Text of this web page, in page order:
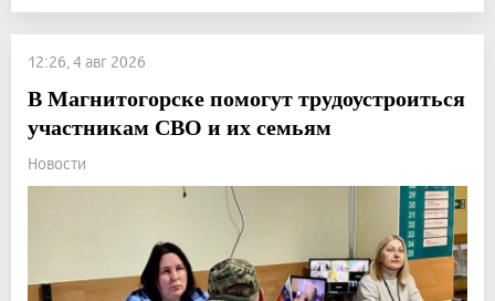
12:26, 4 авг 2026
В Магнитогорске помогут трудоустроиться
участникам СВО и их семьям
Новости